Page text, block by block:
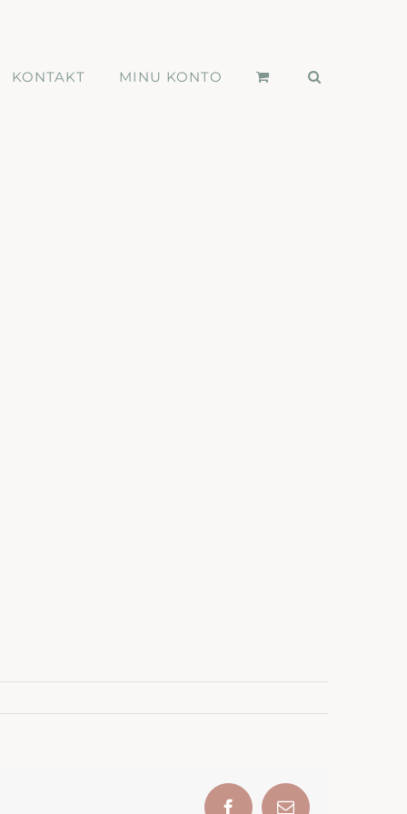
KONTAKT MINU KONTO